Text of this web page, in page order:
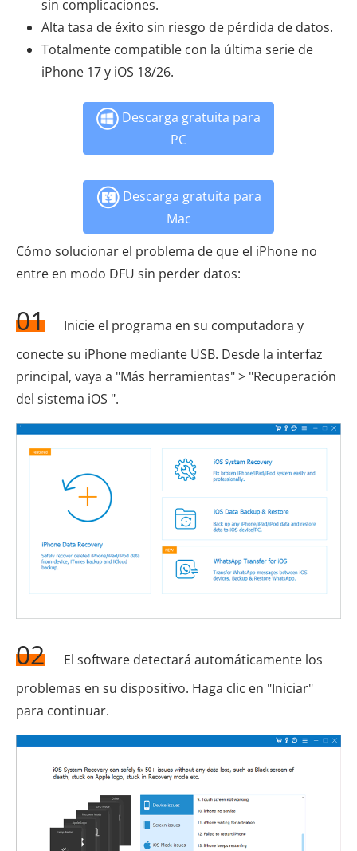
sin complicaciones.
Alta tasa de éxito sin riesgo de pérdida de datos.
Totalmente compatible con la última serie de
iPhone 17 y iOS 18/26.
Descarga gratuita para
PC
Descarga gratuita para
Mac
Cómo solucionar el problema de que el iPhone no
entre en modo DFU sin perder datos:
01
Inicie el programa en su computadora y
conecte su iPhone mediante USB. Desde la interfaz
principal, vaya a "Más herramientas" > "Recuperación
del sistema iOS ".
02
El software detectará automáticamente los
problemas en su dispositivo. Haga clic en "Iniciar"
para continuar.